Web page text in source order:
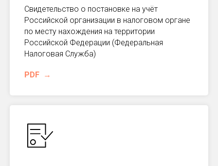
Свидетельство о постановке на учёт
Российской организации в налоговом органе
по месту нахождения на территории
Российской Федерации (Федеральная
Налоговая Служба)
PDF